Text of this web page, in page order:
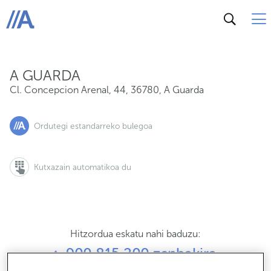
ABANCA
A GUARDA
Cl. Concepcion Arenal, 44, 36780, A Guarda
Ordutegi estandarreko bulegoa
Kutxazain automatikoa du
Hitzordua eskatu nahi baduzu:
900 815 200 zenbakira
Cl. Concepcion Arenal, 44, 36780, A Guarda